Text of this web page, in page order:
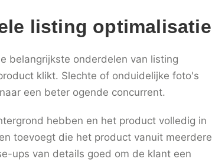
listing optimalisatie
belangrijkste onderdelen van listing
klikt. Slechte of onduidelijke foto's
een beter ogende concurrent.
hebben en het product volledig in
toevoegt die het product vanuit meerdere
ups van details goed om de klant een